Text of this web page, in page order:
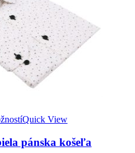
Quick View
pánska košeľa